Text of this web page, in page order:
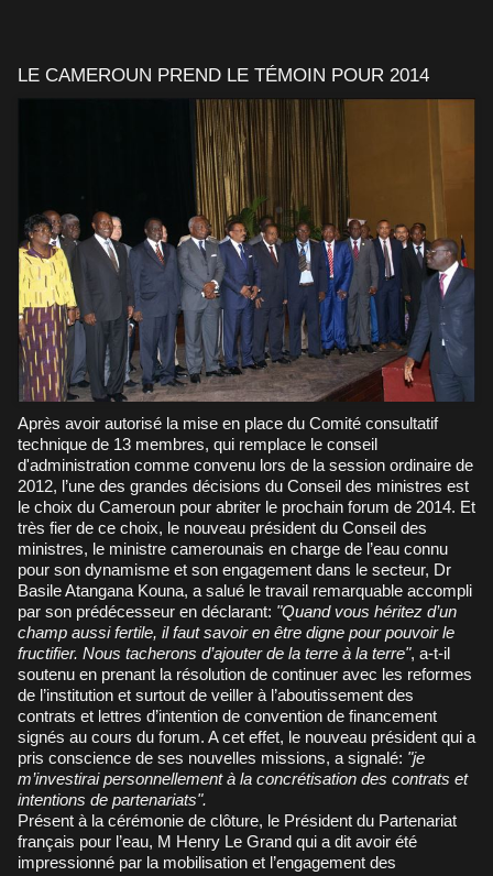
LE CAMEROUN PREND LE TÉMOIN POUR 2014
Après avoir autorisé la mise en place du Comité consultatif
technique de 13 membres, qui remplace le conseil
d'administration comme convenu lors de la session ordinaire de
2012, l’une des grandes décisions du Conseil des ministres est
le choix du Cameroun pour abriter le prochain forum de 2014. Et
très fier de ce choix, le nouveau président du Conseil des
ministres, le ministre camerounais en charge de l’eau connu
pour son dynamisme et son engagement dans le secteur, Dr
Basile Atangana Kouna, a salué le travail remarquable accompli
par son prédécesseur en déclarant: "Quand vous héritez d’un
champ aussi fertile, il faut savoir en être digne pour pouvoir le
fructifier. Nous tacherons d’ajouter de la terre à la terre", a-t-il
soutenu en prenant la résolution de continuer avec les reformes
de l’institution et surtout de veiller à l’aboutissement des
contrats et lettres d’intention de convention de financement
signés au cours du forum. A cet effet, le nouveau président qui a
pris conscience de ses nouvelles missions, a signalé: "je
m’investirai personnellement à la concrétisation des contrats et
intentions de partenariats".
Présent à la cérémonie de clôture, le Président du Partenariat
français pour l’eau, M Henry Le Grand qui a dit avoir été
impressionné par la mobilisation et l’engagement des